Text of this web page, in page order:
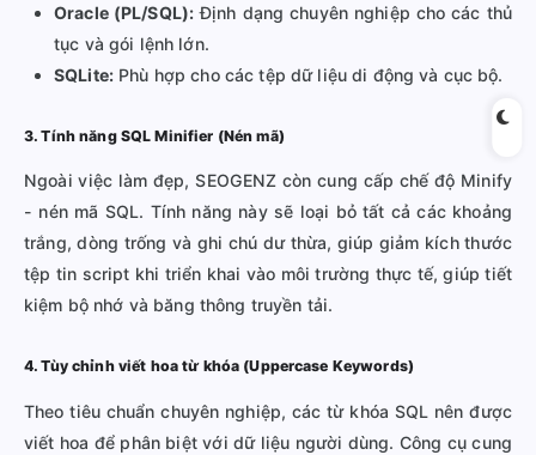
Oracle (PL/SQL): Định dạng chuyên nghiệp cho các thủ
tục và gói lệnh lớn.
SQLite: Phù hợp cho các tệp dữ liệu di động và cục bộ.
3. Tính năng SQL Minifier (Nén mã)
Ngoài việc làm đẹp, SEOGENZ còn cung cấp chế độ Minify
- nén mã SQL. Tính năng này sẽ loại bỏ tất cả các khoảng
trắng, dòng trống và ghi chú dư thừa, giúp giảm kích thước
tệp tin script khi triển khai vào môi trường thực tế, giúp tiết
kiệm bộ nhớ và băng thông truyền tải.
4. Tùy chỉnh viết hoa từ khóa (Uppercase Keywords)
Theo tiêu chuẩn chuyên nghiệp, các từ khóa SQL nên được
viết hoa để phân biệt với dữ liệu người dùng. Công cụ cung